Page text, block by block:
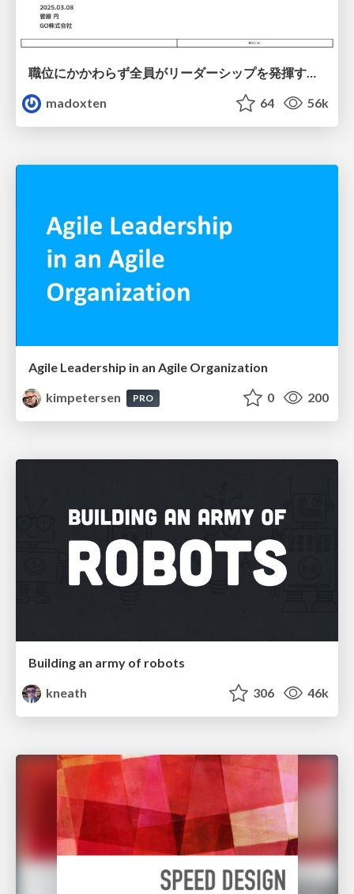
職位にかかわらず全員がリーダーシップを発揮するチーム作り / Building a team where everyone can demonstrate leadership regardless of position
madoxten
64 56k
Agile Leadership in an Agile Organization
kimpetersen
PRO 0 200
Building an army of robots
kneath
306 46k